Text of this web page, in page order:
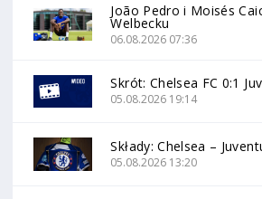
João Pedro i Moisés
Welbecku
06.08.2026 07:36
Skrót: Chelsea FC 0:1
05.08.2026 19:14
Składy: Chelsea –
05.08.2026 13:20